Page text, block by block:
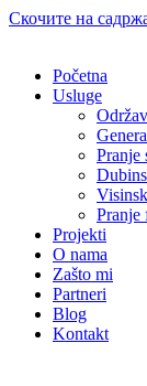
Скочите на
Početna
Usluge
Pranje
Pranje
Projekti
O nama
Zašto mi
Partneri
Blog
Kontakt